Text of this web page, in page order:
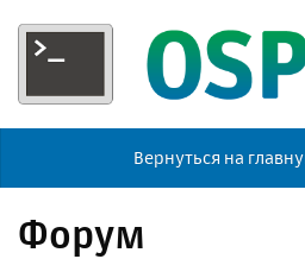
Вернуться на
Форум